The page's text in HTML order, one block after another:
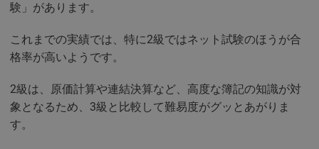
験」があります。
これまでの実績では、特に2級ではネット試験のほうが合
格率が高いようです。
2級は、原価計算や連結決算など、高度な簿記の知識が対
象となるため、3級と比較して難易度がグッとあがりま
す。